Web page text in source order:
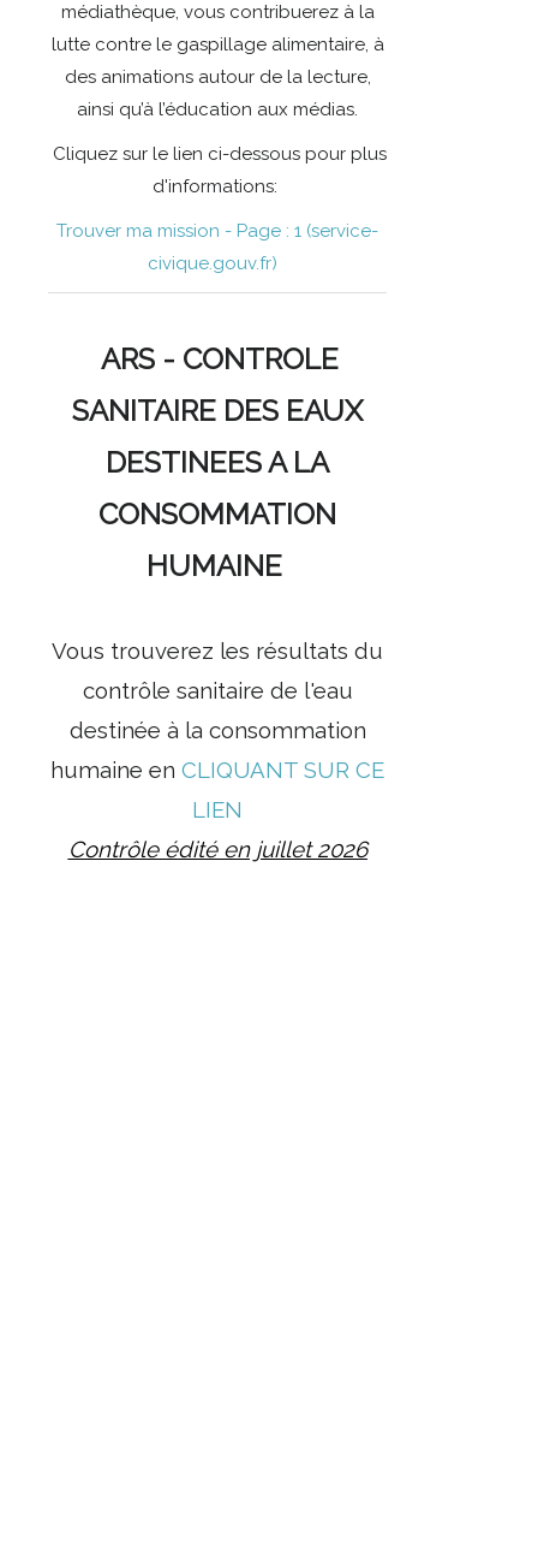
médiathèque, vous contribuerez à la
lutte contre le gaspillage alimentaire, à
des animations autour de la lecture,
ainsi qu’à l’éducation aux médias.
Cliquez sur le lien ci-dessous pour plus
d'informations:
Trouver ma mission - Page : 1 (service-
civique.gouv.fr)
ARS - CONTROLE
SANITAIRE DES EAUX
DESTINEES A LA
CONSOMMATION
HUMAINE
Vous trouverez les résultats du
contrôle sanitaire de l'eau
destinée à la consommation
humaine enCLIQUANT SUR CE
LIEN
Contrôle édité en juillet 2026